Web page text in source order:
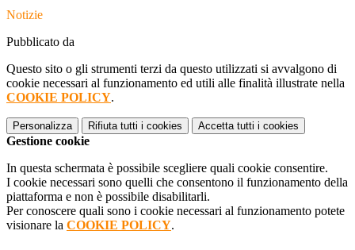
Notizie
Pubblicato da
Questo sito o gli strumenti terzi da questo utilizzati si avvalgono di
cookie necessari al funzionamento ed utili alle finalità illustrate nella
COOKIE POLICY.
Personalizza Rifiuta tutti i cookies Accetta tutti i cookies
Gestione cookie
In questa schermata è possibile scegliere quali cookie consentire.
I cookie necessari sono quelli che consentono il funzionamento della
piattaforma e non è possibile disabilitarli.
Per conoscere quali sono i cookie necessari al funzionamento potete
visionare la COOKIE POLICY.